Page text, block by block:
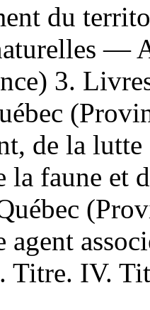
du
—
3.
de la lutte
faune et
agent
IV.